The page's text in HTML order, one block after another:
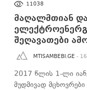
11038
მაღალმთიან
შეღავათები
MTISAMBEBI.GE -
2017 წლის 1-ლი
მუდმივად